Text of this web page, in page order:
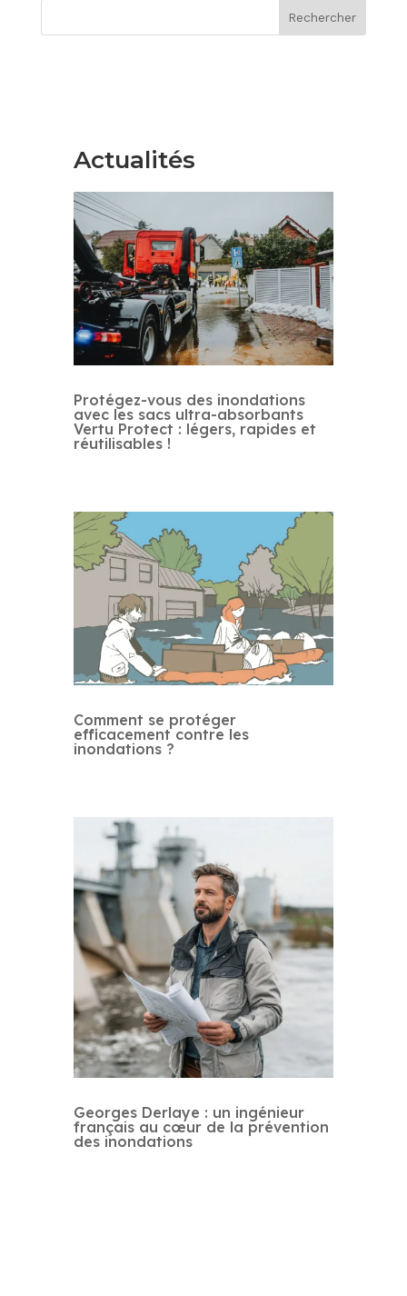
Rechercher
Actualités
Protégez-vous des inondations
avec les sacs ultra-absorbants
Vertu Protect : légers, rapides et
réutilisables !
Comment se protéger
efficacement contre les
inondations ?
Georges Derlaye : un ingénieur
français au cœur de la prévention
des inondations